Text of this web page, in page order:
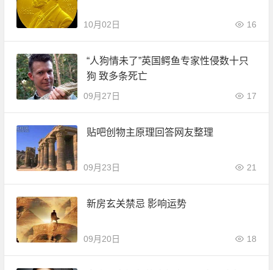
10月02日 16
“人狗情未了”英国鳄鱼专家性侵数十只
狗 致多条死亡
09月27日 17
贴吧创物主原理回答网友整理
09月23日 21
新房玄关禁忌 影响运势
09月20日 18